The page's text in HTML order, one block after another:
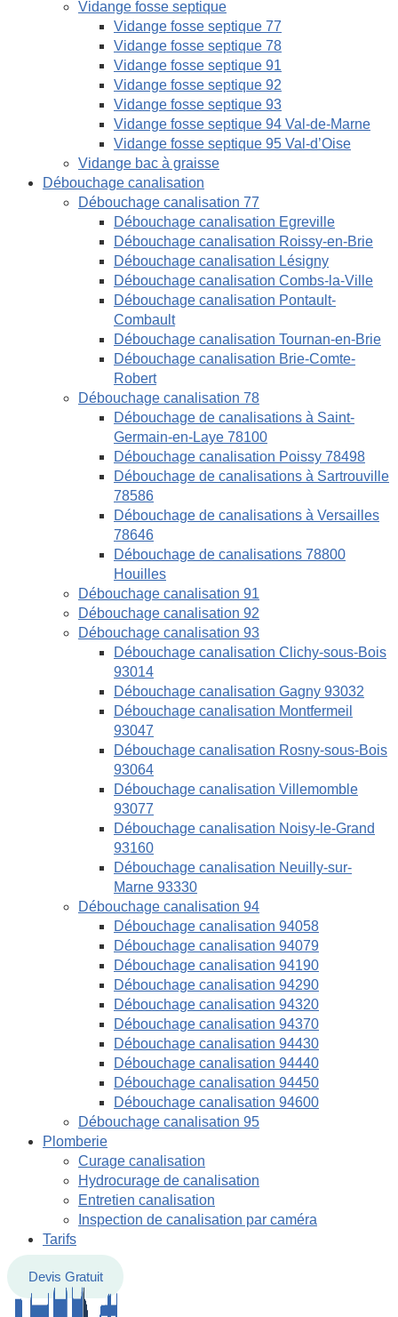
Vidange fosse septique
Vidange fosse septique 77
Vidange fosse septique 78
Vidange fosse septique 91
Vidange fosse septique 92
Vidange fosse septique 93
Vidange fosse septique 94 Val-de-Marne
Vidange fosse septique 95 Val-d’Oise
Vidange bac à graisse
Débouchage canalisation
Débouchage canalisation 77
Débouchage canalisation Egreville
Débouchage canalisation Roissy-en-Brie
Débouchage canalisation Lésigny
Débouchage canalisation Combs-la-Ville
Débouchage canalisation Pontault-
Combault
Débouchage canalisation Tournan-en-Brie
Débouchage canalisation Brie-Comte-
Robert
Débouchage canalisation 78
Débouchage de canalisations à Saint-
Germain-en-Laye 78100
Débouchage canalisation Poissy 78498
Débouchage de canalisations à Sartrouville
78586
Débouchage de canalisations à Versailles
78646
Débouchage de canalisations 78800
Houilles
Débouchage canalisation 91
Débouchage canalisation 92
Débouchage canalisation 93
Débouchage canalisation Clichy-sous-Bois
93014
Débouchage canalisation Gagny 93032
Débouchage canalisation Montfermeil
93047
Débouchage canalisation Rosny-sous-Bois
93064
Débouchage canalisation Villemomble
93077
Débouchage canalisation Noisy-le-Grand
93160
Débouchage canalisation Neuilly-sur-
Marne 93330
Débouchage canalisation 94
Débouchage canalisation 94058
Débouchage canalisation 94079
Débouchage canalisation 94190
Débouchage canalisation 94290
Débouchage canalisation 94320
Débouchage canalisation 94370
Débouchage canalisation 94430
Débouchage canalisation 94440
Débouchage canalisation 94450
Débouchage canalisation 94600
Débouchage canalisation 95
Plomberie
Curage canalisation
Hydrocurage de canalisation
Entretien canalisation
Inspection de canalisation par caméra
Tarifs
Devis Gratuit